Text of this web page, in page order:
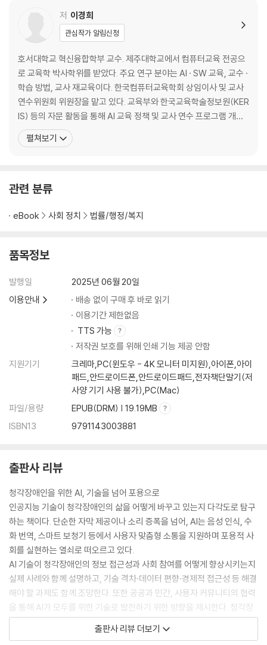
저 이경희
관심작가 알림신청
호서대학교 혁신융합학부 교수. 제주대학교에서 컴퓨터교육 전공으
로 교육학 박사학위를 받았다. 주요 연구 분야는 AI · SW 교육, 교수 ·
학습 방법, 교사 재교육이다. 한국컴퓨터교육학회 상임이사 및 교사
연수위원회 위원장을 맡고 있다. 교육부와 한국교육학술정보원(KER
IS) 등의 자문 활동을 통해 AI 교육 정책 및 교사 연수 프로그램 개발
에 기여하고 있으며, 특히 장애 학생을 위한 맞춤형 AI 교육 콘텐츠 개
발에도 힘쓰고 있다. 저서로 『인공지능과 심리학』(2022), 『인공지능
펼쳐보기
관련 분류
eBook 사회 정치 법률/행정/복지
품목정보
발행일
2025년 06월 20일
이용안내
배송 없이 구매 후 바로 읽기
이용기간 제한없음
TTS 가능
저작권 보호를 위해 인쇄 기능 제공 안함
지원기기
크레마,PC(윈도우 - 4K 모니터 미지원),아이폰,아이
패드,안드로이드폰,안드로이드패드,전자책단말기(저
사양 기기 사용 불가),PC(Mac)
파일/용량
EPUB(DRM) | 19.19MB
ISBN13
9791143003881
출판사 리뷰
청각장애인을 위한 AI, 기술을 넘어 포용으로
인공지능 기술이 청각장애인의 삶을 어떻게 바꾸고 있는지 다각도로 탐구
하는 책이다. 단순한 자막 제공이나 소리 증폭을 넘어, AI는 음성 인식, 수
화 번역, 스마트 보청기 등에서 사용자 맞춤형 소통을 지원하며 포용적 사
회를 실현하는 열쇠로 떠오르고 있다.
AI 기술이 청각장애인의 정보 접근성과 사회 참여를 어떻게 향상시키는지
실제 사례와 함께 설명하고, 기술 격차·데이터 편향·경제적 접근성 등 해결
해야 할 과제도 함께 조망한다. 또한 공공과 민간, 사용자 커뮤니티의 협력
을 통해 AI가 모두를 위한 기술로 발전하기 위한 방향을 제시한다. 청각장
애인을 위한 AI 기술은 단순한 편의가 아니라, 평등한 삶을 위한 필수적 인
프라임을 강조하며, 기술과 인간이 함께 만들어 가는 연결과 포용의 미래
출판사 리뷰 더보기